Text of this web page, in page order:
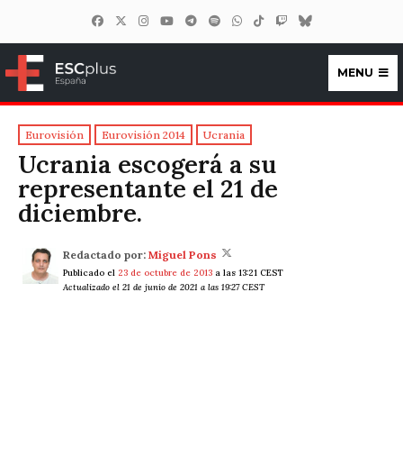
ESCplus España
MENU
Eurovisión Eurovisión 2014 Ucrania
Ucrania escogerá a su
representante el 21 de
diciembre.
Redactado por: Miguel Pons
Publicado el 23 de octubre de 2013 a las 13:21 CEST
Actualizado el 21 de junio de 2021 a las 19:27 CEST